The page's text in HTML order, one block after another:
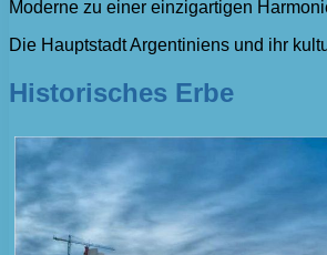
Moderne zu einer einzigartigen
Die Hauptstadt Argentiniens und ihr
Historisches Erbe